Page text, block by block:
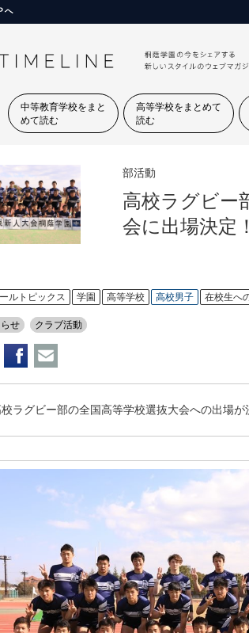
中等教育学校をまと
めて読む
高等学校をまとめて
読む
部活動
高校ラグビー
会に出場決定！
ルトピックス 学園 高等学校 高校男子 在校生へ
せ クラブ活動
ラグビー部の全国高等学校選抜大会への出場が